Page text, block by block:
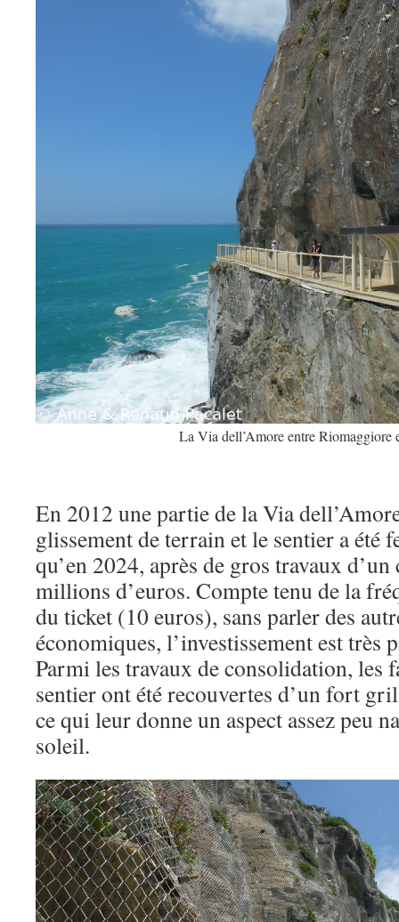
La Via dell’Amore entre Riomaggiore
En 2012 une partie de la Via
glissement de terrain et le sentier a été
qu’en 2024, après de gros travaux
millions d’euros. Compte tenu de la
du ticket (10 euros), sans parler des
économiques, l’investissement est très
Parmi les travaux de consolidation, les
sentier ont été recouvertes d’un fort
ce qui leur donne un aspect assez peu
soleil.